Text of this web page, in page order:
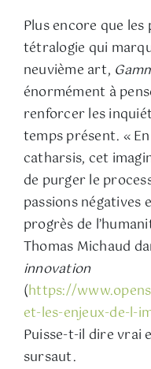
Plus encore que
tétralogie qui
neuvième art,
énormément à
renforcer les
temps présent. «
catharsis, cet
de purger le
passions négatives
progrès de
Thomas Michaud
innovation
(https://
et-les-enjeux-de-l-
Puisse-t-il dire vrai
sursaut.